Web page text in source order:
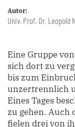
Autor:
Univ. Prof. Dr. Leopold
Eine Gruppe
sich dort zu
bis zum
unzertrennlich
Eines Tages
zu gehen. Auch
fielen drei von